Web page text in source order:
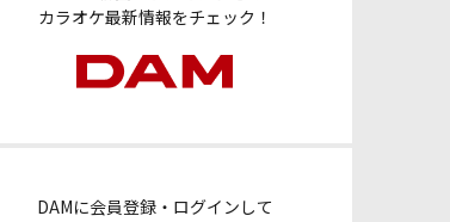
カラオケ最新情報をチェック！
DAMに会員登録・ログインして